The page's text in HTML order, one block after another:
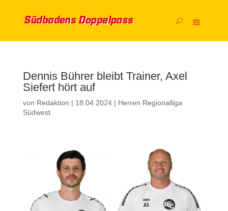
Dennis Bührer bleibt Trainer, Axel
Siefert hört auf
von Redaktion | 18.04.2024| Herren Regionalliga
Südwest